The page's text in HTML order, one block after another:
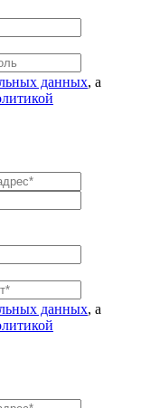
данных, а
данных, а